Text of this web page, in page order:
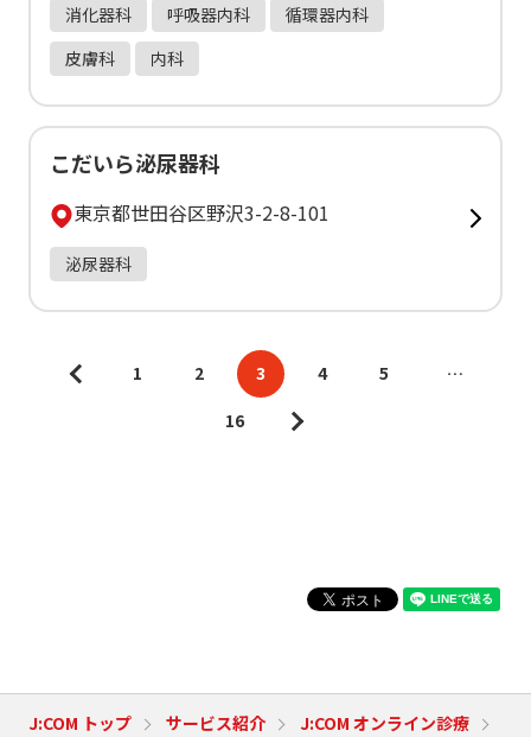
消化器科 呼吸器内科
循環器内科
皮膚科
内科
こだいら泌尿器科
東京都世田谷区野沢3-2-8-101
泌尿器科
1 2 3 4 5
…
16
J:COM トップ サービス紹介
J:COM オンライン診療